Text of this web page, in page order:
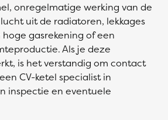
onregelmatige werking van de
uit de radiatoren, lekkages
gasrekening of een
Als je deze
is het verstandig om contact
CV-ketel specialist in
inspectie en eventuele